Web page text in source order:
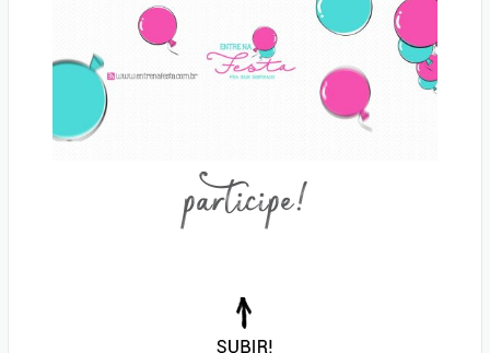
participe!